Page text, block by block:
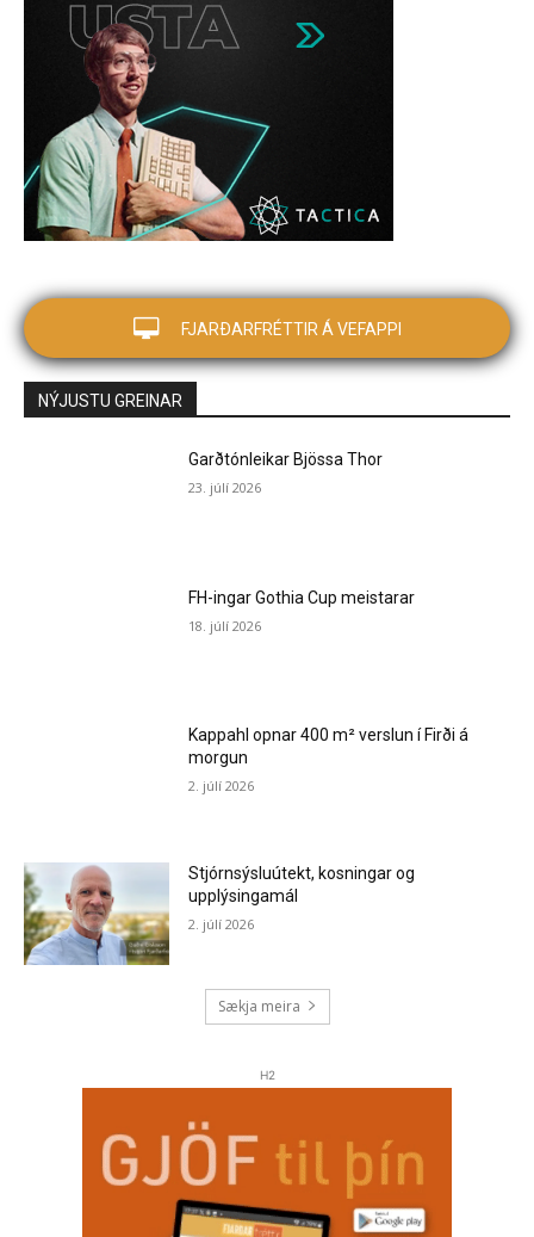
FJARÐARFRÉTTIR Á VEFAPPI
NÝJUSTU GREINAR
Garðtónleikar Bjössa Thor
23. júlí 2026
FH-ingar Gothia Cup meistarar
18. júlí 2026
Kappahl opnar 400 m² verslun í Firði á
morgun
2. júlí 2026
Stjórnsýsluútekt, kosningar og
upplýsingamál
2. júlí 2026
Sækja meira
H2